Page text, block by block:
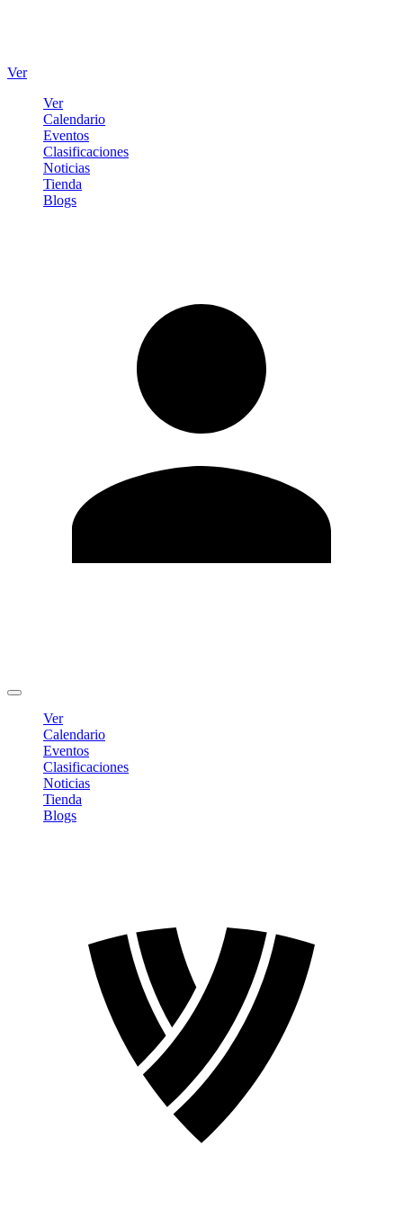
Ver
Ver
Calendario
Eventos
Clasificaciones
Noticias
Tienda
Blogs
Ver
Calendario
Eventos
Clasificaciones
Noticias
Tienda
Blogs